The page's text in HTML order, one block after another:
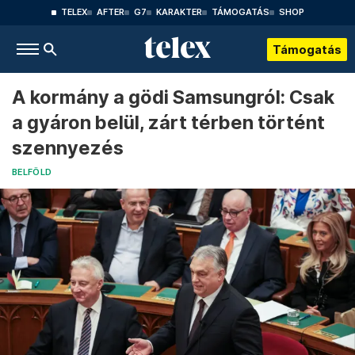
TELEX AFTER G7 KARAKTER TÁMOGATÁS SHOP
Támogatás
A kormány a gödi Samsungról: Csak
a gyáron belül, zárt térben történt
szennyezés
BELFÖLD